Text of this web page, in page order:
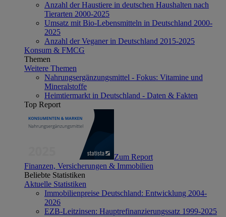
Anzahl der Haustiere in deutschen Haushalten nach
Tierarten 2000-2025
Umsatz mit Bio-Lebensmitteln in Deutschland 2000-
2025
Anzahl der Veganer in Deutschland 2015-2025
Konsum & FMCG
Themen
Weitere Themen
Nahrungsergänzungsmittel - Fokus: Vitamine und
Mineralstoffe
Heimtiermarkt in Deutschland - Daten & Fakten
Top Report
Zum Report
Finanzen, Versicherungen & Immobilien
Beliebte Statistiken
Aktuelle Statistiken
Immobilienpreise Deutschland: Entwicklung 2004-
2026
EZB-Leitzinsen: Hauptrefinanzierungssatz 1999-2025